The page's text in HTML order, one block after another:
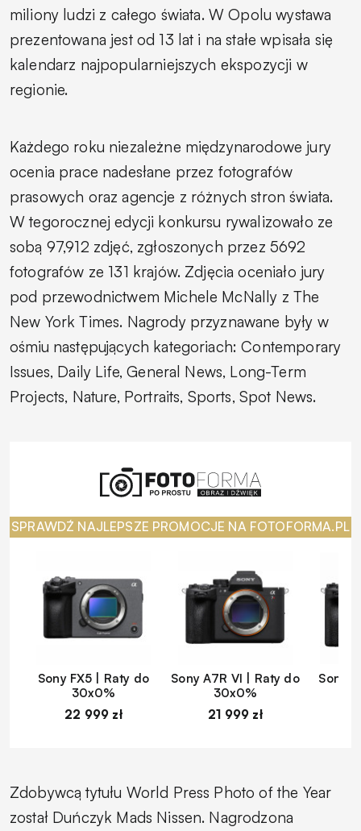
miliony ludzi z całego świata. W Opolu wystawa
prezentowana jest od 13 lat i na stałe wpisała się
kalendarz najpopularniejszych ekspozycji w
regionie.
Każdego roku niezależne międzynarodowe jury
ocenia prace nadesłane przez fotografów
prasowych oraz agencje z różnych stron świata.
W tegorocznej edycji konkursu rywalizowało ze
sobą 97,912 zdjęć, zgłoszonych przez 5692
fotografów ze 131 krajów. Zdjęcia oceniało jury
pod przewodnictwem Michele McNally z The
New York Times. Nagrody przyznawane były w
ośmiu następujących kategoriach: Contemporary
Issues, Daily Life, General News, Long-Term
Projects, Nature, Portraits, Sports, Spot News.
SPRAWDŹ NAJLEPSZE PROMOCJE NA FOTOFORMA.PL
Sony FX5 | Raty do
30x0%
22 999 zł
Sony A7R VI | Raty do
30x0%
21 999 zł
Sony
Zdobywcą tytułu World Press Photo of the Year
został Duńczyk Mads Nissen. Nagrodzona